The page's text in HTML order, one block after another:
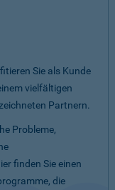
Sie als Kunde
vielfältigen
Partnern.
Probleme,
finden Sie einen
die